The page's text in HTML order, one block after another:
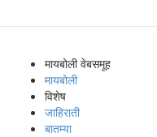
मायबोली वेबसमूह
मायबोली
विशेष
जाहिराती
बातम्या